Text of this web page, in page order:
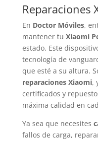
Reparaciones
En Doctor Móviles,
mantener tu Xiaomi
estado. Este
tecnología de
que esté a su altura.
reparaciones Xiaomi,
certificados y
máxima calidad en
Ya sea que necesites
fallos de carga,